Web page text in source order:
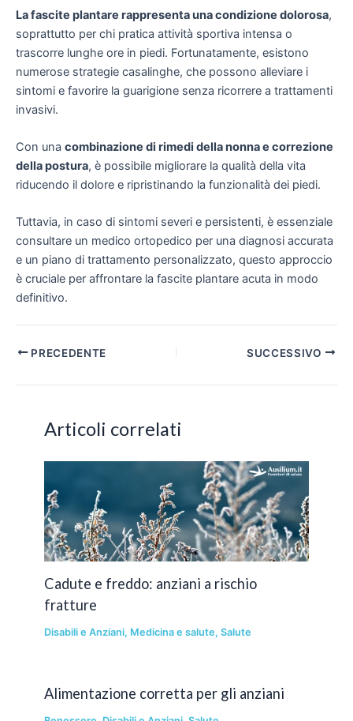
La fascite plantare rappresenta una condizione dolorosa,
soprattutto per chi pratica attività sportiva intensa o
trascorre lunghe ore in piedi. Fortunatamente, esistono
numerose strategie casalinghe, che possono alleviare i
sintomi e favorire la guarigione senza ricorrere a trattamenti
invasivi.
Con una combinazione di rimedi della nonna e correzione
della postura, è possibile migliorare la qualità della vita
riducendo il dolore e ripristinando la funzionalità dei piedi.
Tuttavia, in caso di sintomi severi e persistenti, è essenziale
consultare un medico ortopedico per una diagnosi accurata
e un piano di trattamento personalizzato, questo approccio
è cruciale per affrontare la fascite plantare acuta in modo
definitivo.
Navigazione
PRECEDENTE SUCCESSIVO
Articoli correlati
Cadute e freddo: anziani a rischio
fratture
Disabili e Anziani, Medicina e salute,Salute
Alimentazione corretta per gli anziani